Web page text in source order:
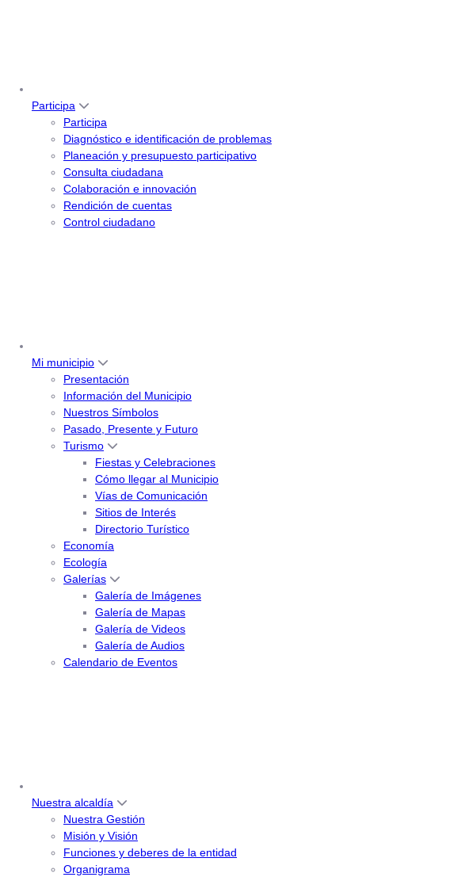
Participa
Participa
Diagnóstico e identificación de problemas
Planeación y presupuesto participativo
Consulta ciudadana
Colaboración e innovación
Rendición de cuentas
Control ciudadano
Mi municipio
Presentación
Información del Municipio
Nuestros Símbolos
Pasado, Presente y Futuro
Turismo
Fiestas y Celebraciones
Cómo llegar al Municipio
Vías de Comunicación
Sitios de Interés
Directorio Turístico
Economía
Ecología
Galerías
Galería de Imágenes
Galería de Mapas
Galería de Videos
Galería de Audios
Calendario de Eventos
Nuestra alcaldía
Nuestra Gestión
Misión y Visión
Funciones y deberes de la entidad
Organigrama